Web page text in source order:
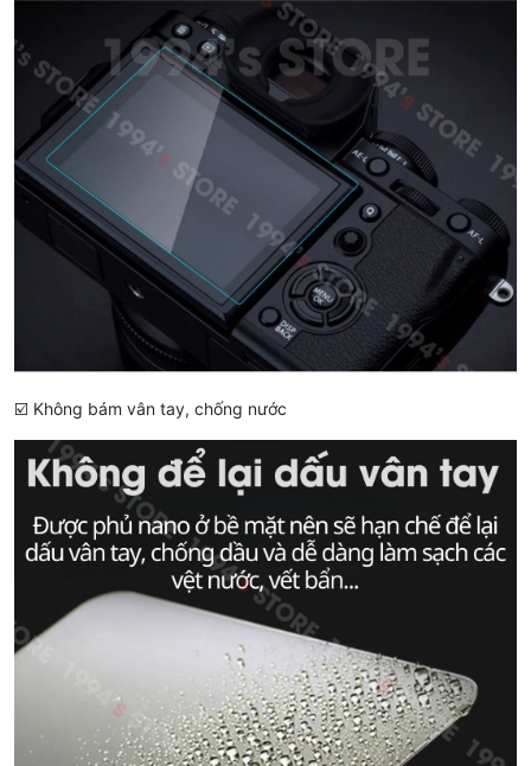
☑️ Không bám vân tay, chống nước